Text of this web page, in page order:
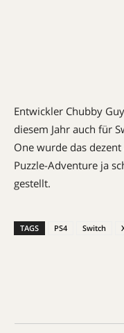
Entwickler Chubby
diesem Jahr auch für
One wurde das dezent
Puzzle-Adventure ja
gestellt.
TAGS PS4 Switch